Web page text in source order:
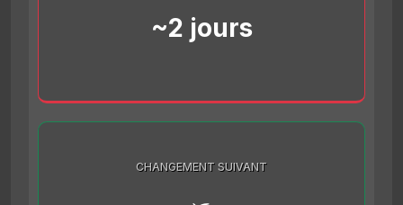
~2 jours
CHANGEMENT SUIVANT